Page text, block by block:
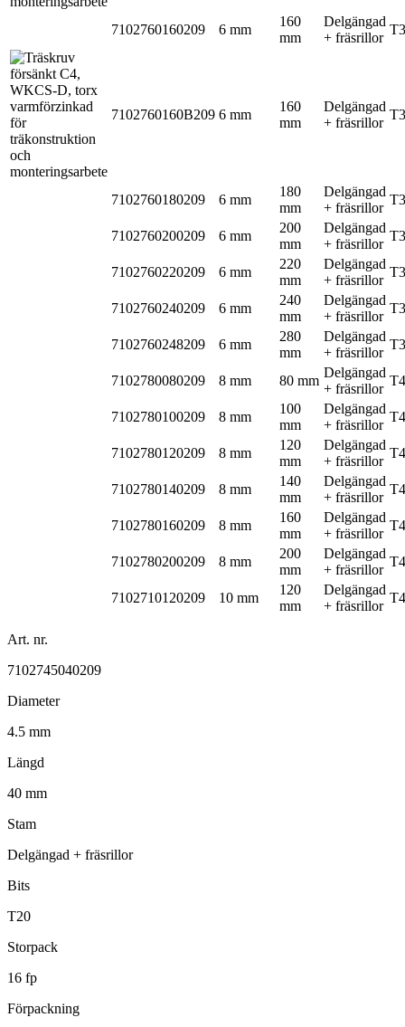
7102760160209 6 mm
160
mm
Delgängad
+ fräsrillor
7102760160B209 6 mm
160
mm
Delgängad
+ fräsrillor
7102760180209 6 mm
180
mm
Delgängad
+ fräsrillor
7102760200209 6 mm
200
mm
Delgängad
+ fräsrillor
7102760220209 6 mm
220
mm
Delgängad
+ fräsrillor
7102760240209 6 mm
240
mm
Delgängad
+ fräsrillor
7102760248209 6 mm
280
mm
Delgängad
+ fräsrillor
7102780080209 8 mm 80 mm
Delgängad
+ fräsrillor
7102780100209 8 mm
100
mm
Delgängad
+ fräsrillor
7102780120209 8 mm
120
mm
Delgängad
+ fräsrillor
7102780140209 8 mm
140
mm
Delgängad
+ fräsrillor
7102780160209 8 mm
160
mm
Delgängad
+ fräsrillor
7102780200209 8 mm
200
mm
Delgängad
+ fräsrillor
7102710120209 10 mm
120
mm
Delgängad
+ fräsrillor
Art. nr.
7102745040209
Diameter
4.5 mm
Längd
40 mm
Stam
Delgängad + fräsrillor
Bits
T20
Storpack
16 fp
Förpackning